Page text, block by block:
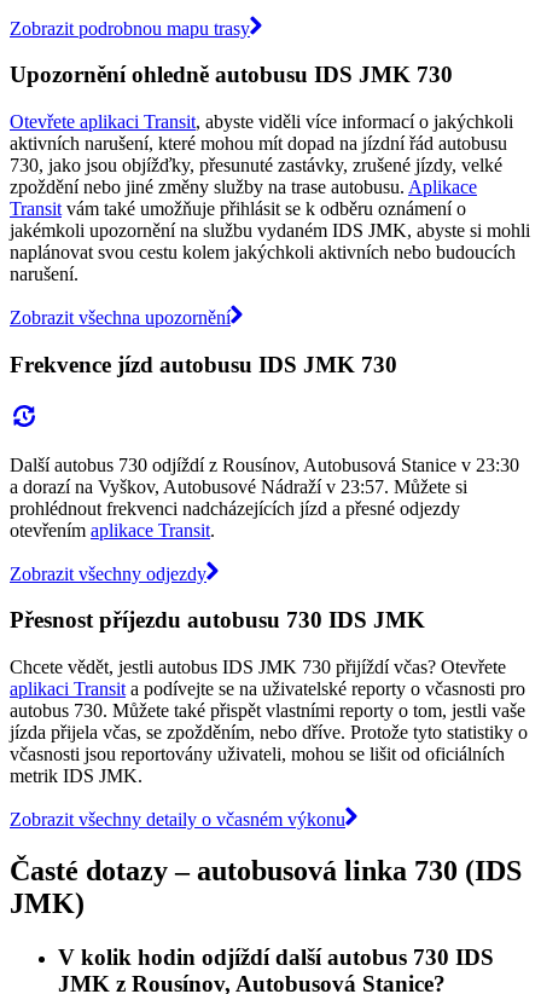
Zobrazit podrobnou mapu trasy
Upozornění ohledně autobusu IDS JMK 730
Otevřete aplikaci Transit, abyste viděli více informací o jakýchkoli
aktivních narušení, které mohou mít dopad na jízdní řád autobusu
730, jako jsou objížďky, přesunuté zastávky, zrušené jízdy, velké
zpoždění nebo jiné změny služby na trase autobusu. Aplikace
Transit vám také umožňuje přihlásit se k odběru oznámení o
jakémkoli upozornění na službu vydaném IDS JMK, abyste si mohli
naplánovat svou cestu kolem jakýchkoli aktivních nebo budoucích
narušení.
Zobrazit všechna upozornění
Frekvence jízd autobusu IDS JMK 730
Další autobus 730 odjíždí z Rousínov, Autobusová Stanice v 23:30
a dorazí na Vyškov, Autobusové Nádraží v 23:57. Můžete si
prohlédnout frekvenci nadcházejících jízd a přesné odjezdy
otevřením aplikace Transit.
Zobrazit všechny odjezdy
Přesnost příjezdu autobusu 730 IDS JMK
Chcete vědět, jestli autobus IDS JMK 730 přijíždí včas? Otevřete
aplikaci Transit a podívejte se na uživatelské reporty o včasnosti pro
autobus 730. Můžete také přispět vlastními reporty o tom, jestli vaše
jízda přijela včas, se zpožděním, nebo dříve. Protože tyto statistiky o
včasnosti jsou reportovány uživateli, mohou se lišit od oficiálních
metrik IDS JMK.
Zobrazit všechny detaily o včasném výkonu
Časté dotazy – autobusová linka 730 (IDS
JMK)
V kolik hodin odjíždí další autobus 730 IDS
JMK z Rousínov, Autobusová Stanice?